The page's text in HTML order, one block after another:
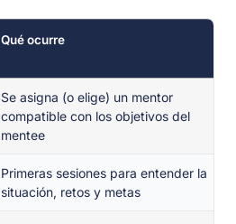
Qué ocurre
Se asigna (o elige) un mentor
compatible con los objetivos del
mentee
Primeras sesiones para entender la
situación, retos y metas